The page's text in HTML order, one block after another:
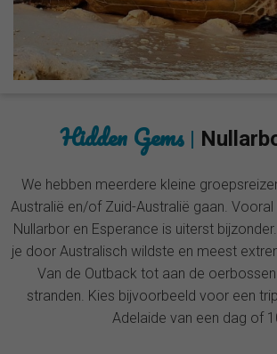
Hidden Gems |
We hebben meerdere kleine
Australië en/of Zuid-Australië gaan.
Nullarbor en Esperance is uiterst
je door Australisch wildste en meest
Van de Outback tot aan de
stranden. Kies bijvoorbeeld voor een
Adelaide van een dag of